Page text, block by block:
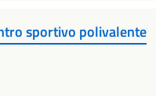
sportivo polivalente